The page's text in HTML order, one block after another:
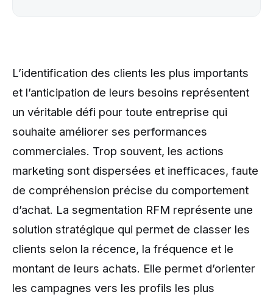
L’identification des clients les plus importants
et l’anticipation de leurs besoins représentent
un véritable défi pour toute entreprise qui
souhaite améliorer ses performances
commerciales. Trop souvent, les actions
marketing sont dispersées et inefficaces, faute
de compréhension précise du comportement
d’achat. La segmentation RFM représente une
solution stratégique qui permet de classer les
clients selon la récence, la fréquence et le
montant de leurs achats. Elle permet d’orienter
les campagnes vers les profils les plus